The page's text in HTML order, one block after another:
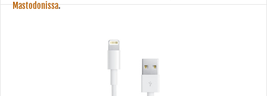
Mastodonissa.